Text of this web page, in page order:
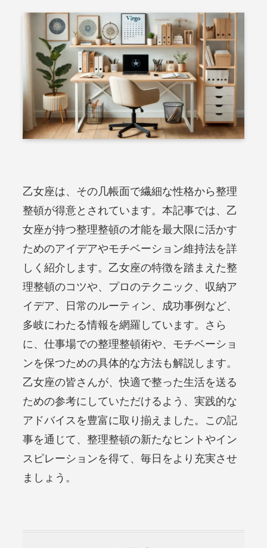
乙女座は、その几帳面で繊細な性格から整理
整頓が得意とされています。本記事では、乙
女座が持つ整理整頓の才能を最大限に活かす
ためのアイデアやモチベーション維持法を詳
しく紹介します。乙女座の特徴を踏まえた整
理整頓のコツや、プロのテクニック、収納ア
イデア、日常のルーティン、成功事例など、
多岐にわたる情報を網羅しています。さら
に、仕事場での整理整頓術や、モチベーショ
ンを保つための具体的な方法も解説します。
乙女座の皆さんが、快適で整った生活を送る
ための参考にしていただけるよう、実践的な
アドバイスを豊富に取り揃えました。この記
事を通じて、整理整頓の新たなヒントやイン
スピレーションを得て、毎日をより充実させ
ましょう。